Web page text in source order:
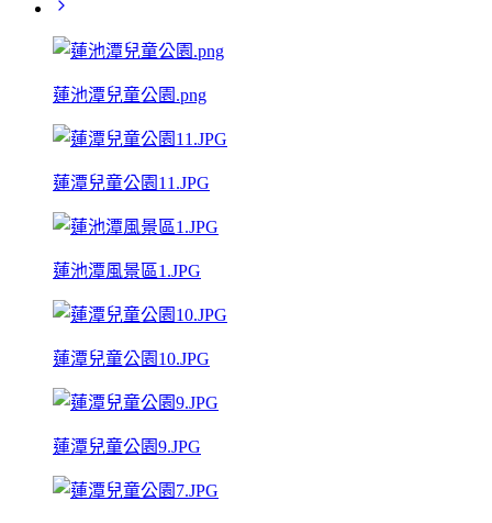
蓮池潭兒童公園.png
蓮潭兒童公園11.JPG
蓮池潭風景區1.JPG
蓮潭兒童公園10.JPG
蓮潭兒童公園9.JPG